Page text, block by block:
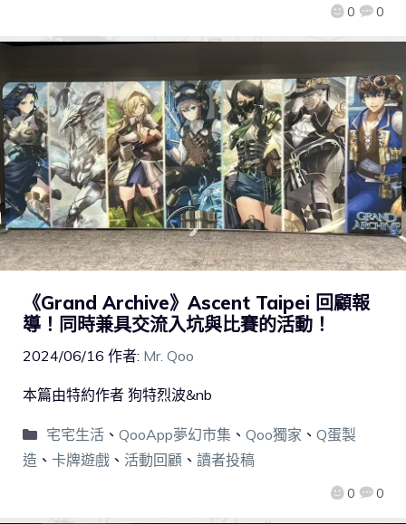
0 0
《Grand Archive》Ascent Taipei 回顧報
導！同時兼具交流入坑與比賽的活動！
2024/06/16 作者: Mr. Qoo
0 0
本篇由特約作者 狗特烈波&nb
宅宅生活、 QooApp夢幻市集、 Qoo獨家 、 Q蛋製
造 、 卡牌遊戲 、 活動回顧 、 讀者投稿